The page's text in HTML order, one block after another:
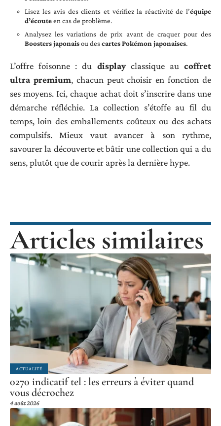
cartes gradées PSA ou
PCAattirent, mais leur valeur dépend de critères
stricts : authenticité, état, rareté. Pour un premier
achat, mieux vaut privilégier lescartes non gradées
et explorer la série sans pression financière excessive.
Pour sécuriser vos achats, quelques réflexes
s’imposent :
Optez pour desproduits scellésprovenant deboutiques
Pokémon
reconnues.
Lisez les avis des clients et vérifiez la réactivité de l’ équipe
d’écoute en cas de problème.
Analysez les variations de prix avant de craquer pour des
ses moyens. Ici, chaque achat doit s’inscrire dans une
démarche réfléchie. La collection s’étoffe au fil du
temps, loin des emballements coûteux ou des achats
compulsifs. Mieux vaut avancer à son rythme,
savourer la découverte et bâtir une collection qui a du
sens, plutôt que de courir après la dernière hype.
Articles similaires